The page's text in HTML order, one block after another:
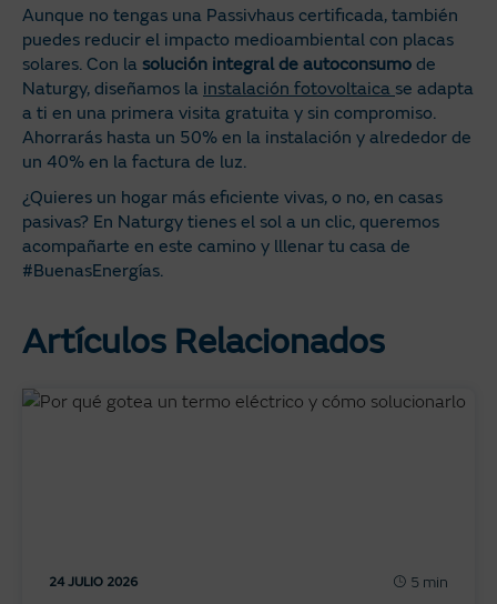
Aunque no tengas una Passivhaus certificada, también
puedes reducir el impacto medioambiental con placas
solares. Con la solución integral de autoconsumo de
Naturgy, diseñamos la instalación fotovoltaica se adapta
a ti en una primera visita gratuita y sin compromiso.
Ahorrarás hasta un 50% en la instalación y alrededor de
un 40% en la factura de luz.
¿Quieres un hogar más eficiente vivas, o no, en casas
pasivas? En Naturgy tienes el sol a un clic, queremos
acompañarte en este camino y lllenar tu casa de
#BuenasEnergías.
Artículos Relacionados
24 JULIO 2026 5 min